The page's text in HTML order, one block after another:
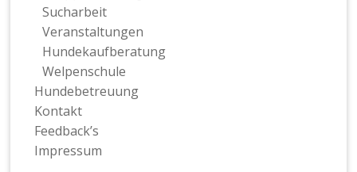
Sucharbeit
Veranstaltungen
Hundekaufberatung
Welpenschule
Hundebetreuung
Kontakt
Feedback’s
Impressum